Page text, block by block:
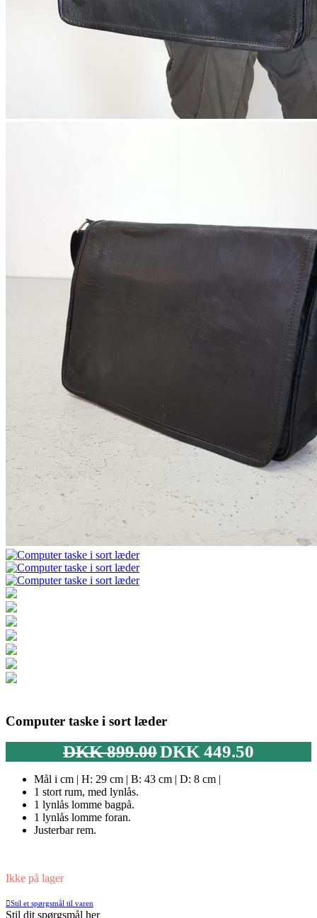
Computer taske i sort læder
DKK899.00 Den
oprindelige
var:
DKK449.50aktuelle
Mål i cm | H: 29 cm | B: 43 cm | D: 8 cm |
1 stort rum, med lynlås.
1 lynlås lomme bagpå.
1 lynlås lomme foran.
Justerbar rem.
Ikke på lager
Stil et spørgsmål til varen
Stil dit spørgsmål her